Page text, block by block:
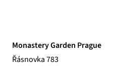
Monastery Garden Prague
Řásnovka 783